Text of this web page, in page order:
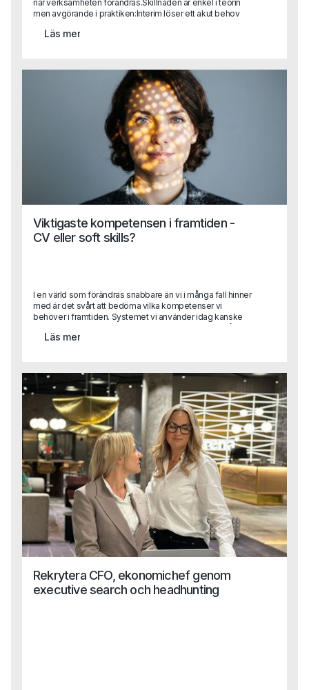
när verksamheten förändras.Skillnaden är enkel i teorin
men avgörande i praktiken:Interim löser ett akut behov
bygger för framtiden.Det handlar inte om vilket som är
Läs mer
Viktigaste kompetensen i framtiden -
CV eller soft skills?
I en värld som förändras snabbare än vi i många fall hinner
med är det svårt att bedöma vilka kompetenser vi
behöver i framtiden. Systemet vi använder idag kanske
viktigaste process automatiserad innan året är slut. Detta
Läs mer
Rekrytera CFO, ekonomichef genom
executive search och headhunting